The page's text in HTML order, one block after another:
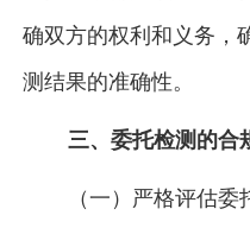
确双方的权利和义务，
测结果的准确性。
三、委托检测的合
（一）严格评估委